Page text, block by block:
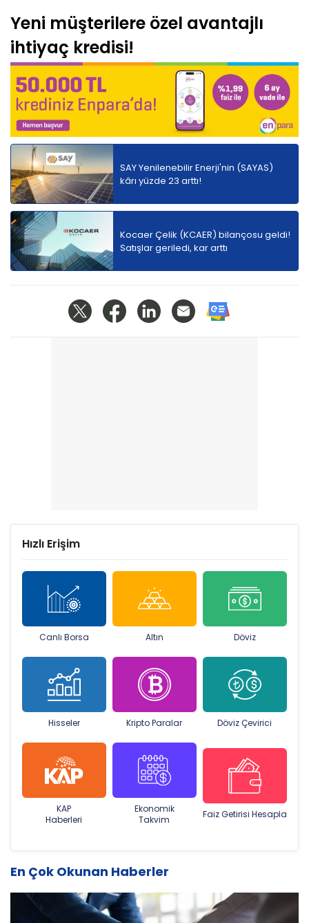
Yeni müşterilere özel avantajlı
ihtiyaç kredisi!
SAY Yenilenebilir Enerji'nin (SAYAS)
kârı yüzde 23 arttı!
Kocaer Çelik (KCAER) bilançosu geldi!
Satışlar geriledi, kar arttı
Hızlı Erişim
Canlı Borsa Altın Döviz
Hisseler Kripto Paralar Döviz Çevirici
KAP
Haberleri
Ekonomik
Takvim
Faiz Getirisi Hesapla
En Çok Okunan Haberler